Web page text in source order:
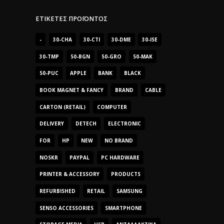
ΕΤΙΚΈΤΕΣ ΠΡΟΪΌΝΤΟΣ
- 30-CHA 30-CTI 30-DME 30-ISE
30-TMP 50-BGN 50-GRO 50-MAK
50-PUC APPLE BANK BLACK
BOOK MAGNET & FANCY BRAND CABLE
CARTON (RETAIL) COMPUTER
DELIVERY DETECH ELECTRONIC
FOR HP NEW NO BRAND
NOSKR PAYPAL PC HARDWARE
PRINTER & ACCESSORY PRODUCTS
REFURBISHED RETAIL SAMSUNG
SENSO ACCESSORIES SMARTPHONE